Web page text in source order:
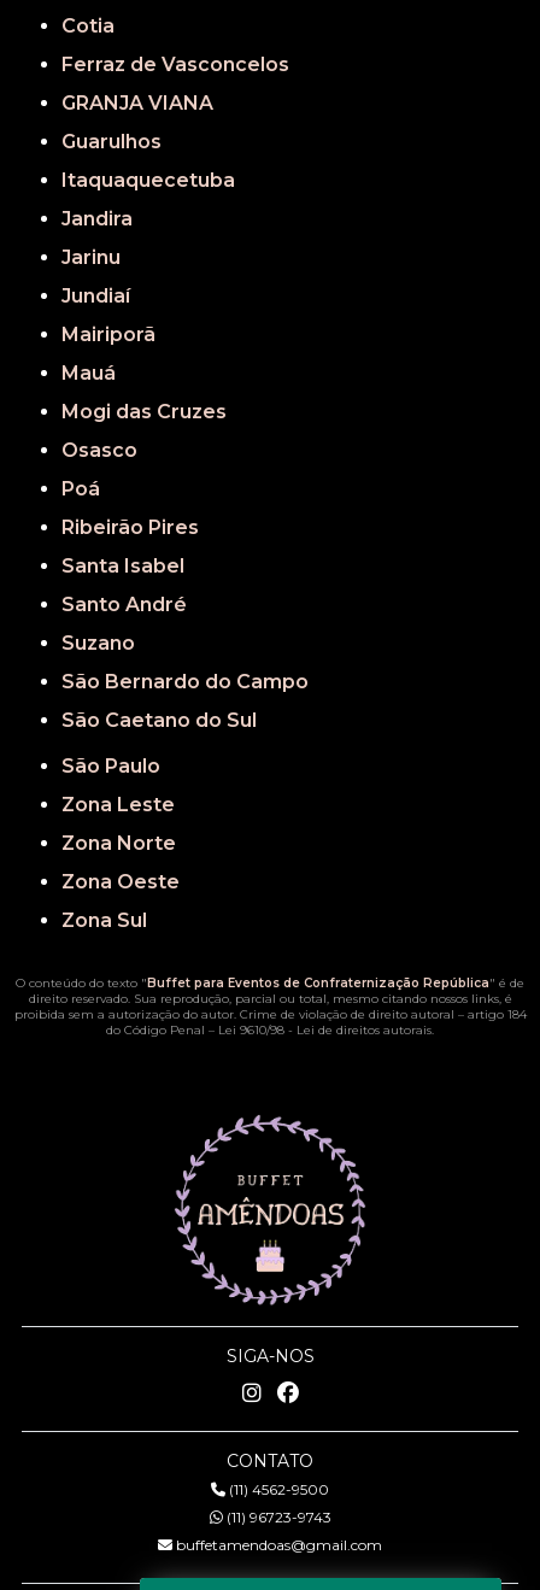
Cotia
Ferraz de Vasconcelos
GRANJA VIANA
Guarulhos
Itaquaquecetuba
Jandira
Jarinu
Jundiaí
Mairiporã
Mauá
Mogi das Cruzes
Osasco
Poá
Ribeirão Pires
Santa Isabel
Santo André
Suzano
São Bernardo do Campo
São Caetano do Sul
São Paulo
Zona Leste
Zona Norte
Zona Oeste
Zona Sul
O conteúdo do texto "Buffet para Eventos de Confraternização República" é de
direito reservado. Sua reprodução, parcial ou total, mesmo citando nossos links, é
proibida sem a autorização do autor. Crime de violação de direito autoral – artigo 184
do Código Penal – Lei 9610/98 - Lei de direitos autorais.
SIGA-NOS
CONTATO
(11) 4562-9500
(11) 96723-9743
buffetamendoas@gmail.com